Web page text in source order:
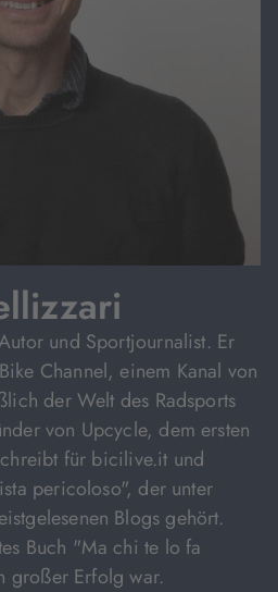
und Sportjournalist. Er
Channel, einem Kanal von
der Welt des Radsports
von Upcycle, dem ersten
für bicilive.it und
pericoloso", der unter
Blogs gehört.
Buch "Ma chi te lo fa
großer Erfolg war.